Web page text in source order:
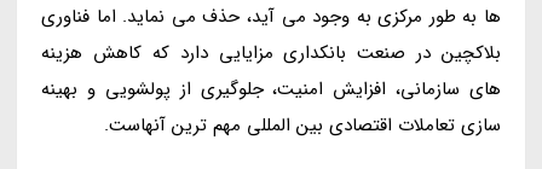
ها به طور مرکزی به وجود می آید، حذف می نماید. اما فناوری
بلاکچین در صنعت بانکداری مزایایی دارد که کاهش هزینه
های سازمانی، افزایش امنیت، جلوگیری از پولشویی و بهینه
سازی تعاملات اقتصادی بین المللی مهم ترین آنهاست.